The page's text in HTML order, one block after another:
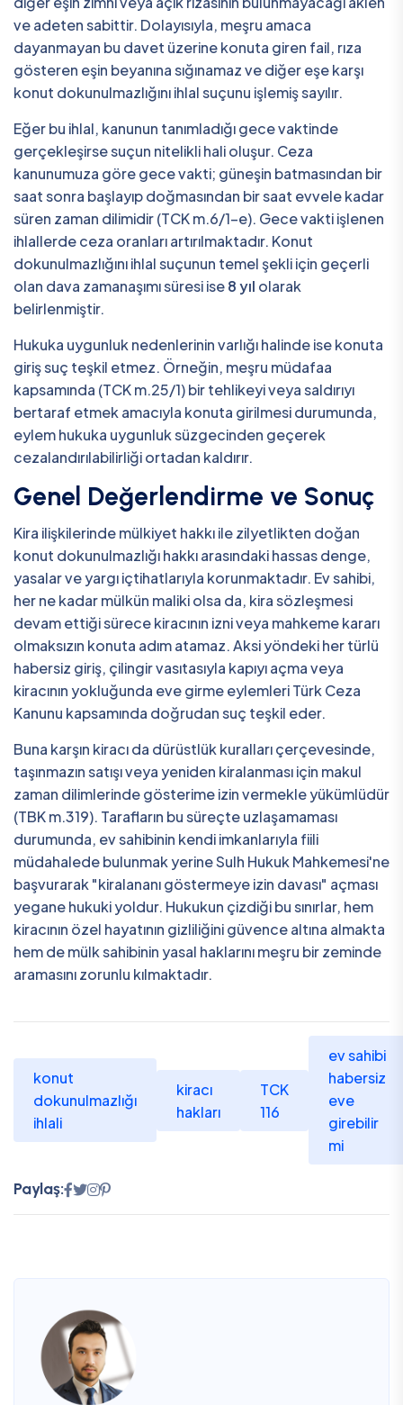
ve adeten sabittir. Dolayısıyla, meşru amaca
dayanmayan bu davet üzerine konuta giren fail, rıza
gösteren eşin beyanına sığınamaz ve diğer eşe karşı
konut dokunulmazlığını ihlal suçunu işlemiş sayılır.
Eğer bu ihlal, kanunun tanımladığı gece vaktinde
gerçekleşirse suçun nitelikli hali oluşur. Ceza
kanunumuza göre gece vakti; güneşin batmasından bir
saat sonra başlayıp doğmasından bir saat evvele kadar
süren zaman dilimidir (TCK m.6/1-e). Gece vakti işlenen
ihlallerde ceza oranları artırılmaktadır. Konut
dokunulmazlığını ihlal suçunun temel şekli için geçerli
olan dava zamanaşımı süresi ise8 yıl olarak
belirlenmiştir.
Hukuka uygunluk nedenlerinin varlığı halinde ise konuta
giriş suç teşkil etmez. Örneğin, meşru müdafaa
kapsamında (TCK m.25/1) bir tehlikeyi veya saldırıyı
bertaraf etmek amacıyla konuta girilmesi durumunda,
eylem hukuka uygunluk süzgecinden geçerek
cezalandırılabilirliği ortadan kaldırır.
Genel Değerlendirme ve Sonuç
Kira ilişkilerinde mülkiyet hakkı ile zilyetlikten doğan
konut dokunulmazlığı hakkı arasındaki hassas denge,
yasalar ve yargı içtihatlarıyla korunmaktadır. Ev sahibi,
her ne kadar mülkün maliki olsa da, kira sözleşmesi
devam ettiği sürece kiracının izni veya mahkeme kararı
olmaksızın konuta adım atamaz. Aksi yöndeki her türlü
habersiz giriş, çilingir vasıtasıyla kapıyı açma veya
kiracının yokluğunda eve girme eylemleri Türk Ceza
Kanunu kapsamında doğrudan suç teşkil eder.
Buna karşın kiracı da dürüstlük kuralları çerçevesinde,
taşınmazın satışı veya yeniden kiralanması için makul
zaman dilimlerinde gösterime izin vermekle yükümlüdür
(TBK m.319). Tarafların bu süreçte uzlaşamaması
durumunda, ev sahibinin kendi imkanlarıyla fiili
müdahalede bulunmak yerine Sulh Hukuk Mahkemesi'ne
başvurarak "kiralananı göstermeye izin davası" açması
yegane hukuki yoldur. Hukukun çizdiği bu sınırlar, hem
kiracının özel hayatının gizliliğini güvence altına almakta
hem de mülk sahibinin yasal haklarını meşru bir zeminde
aramasını zorunlu kılmaktadır.
konut
dokunulmazlığı
ihlali
kiracı
hakları
TCK
116
ev sahibi
habersiz
eve
girebilir
mi
Paylaş: